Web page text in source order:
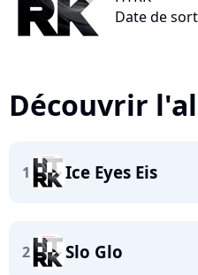
Date de
Découvrir
1 Ice Eyes Eis
2 Slo Glo